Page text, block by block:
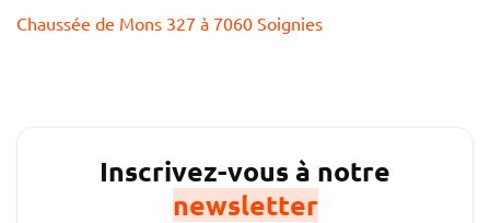
Chaussée de Mons 327 à 7060 Soignies
Inscrivez-vous à notre
newsletter